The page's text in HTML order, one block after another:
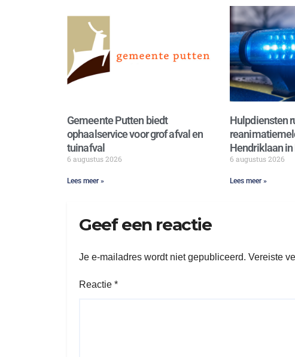
Gemeente Putten biedt
ophaalservice voor grof afval en
tuinafval
6 augustus 2026
Lees meer »
Hulpdiensten
Hendriklaan in
6 augustus 2026
Lees meer »
Geef een reactie
Je e-mailadres wordt niet gepubliceerd. Vereiste
Reactie *